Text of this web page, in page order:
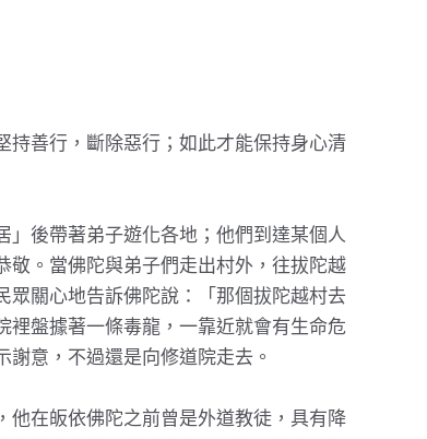
持善行，斷除惡行；如此才能保持身心清
」後帶著弟子遊化各地；他們到達某個人
敬。當佛陀與弟子們走出村外，往拔陀越
眾關心地告訴佛陀說：「那個拔陀越村去
裡盤據著一條毒龍，一靠近就會有生命危
謝意，不過還是向修道院走去。
他在皈依佛陀之前曾是外道教徒，具有降